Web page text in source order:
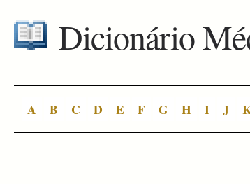
Dicionário
A B C D E F G H I J